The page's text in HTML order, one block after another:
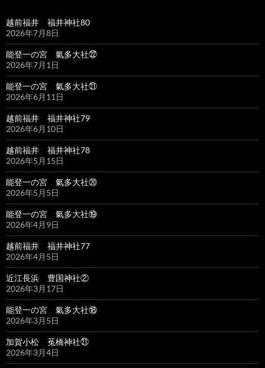
越前福井 福井神社80
2026年7月8日
能登一の宮 氣多大社㉒
2026年7月1日
能登一の宮 氣多大社㉑
2026年6月11日
越前福井 福井神社79
2026年6月10日
越前福井 福井神社78
2026年5月15日
能登一の宮 氣多大社⑳
2026年5月5日
能登一の宮 氣多大社⑲
2026年4月9日
越前福井 福井神社77
2026年4月5日
近江長浜 豊国神社②
2026年3月17日
能登一の宮 氣多大社⑱
2026年3月5日
加賀小松 菟橋神社㉑
2026年3月4日